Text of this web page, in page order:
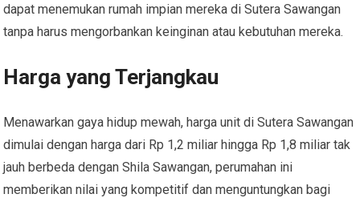
dapat menemukan rumah impian mereka di Sutera Sawangan
tanpa harus mengorbankan keinginan atau kebutuhan mereka.
Harga yang Terjangkau
Menawarkan gaya hidup mewah, harga unit di Sutera Sawangan
dimulai dengan harga dari Rp 1,2 miliar hingga Rp 1,8 miliar tak
jauh berbeda dengan Shila Sawangan, perumahan ini
memberikan nilai yang kompetitif dan menguntungkan bagi